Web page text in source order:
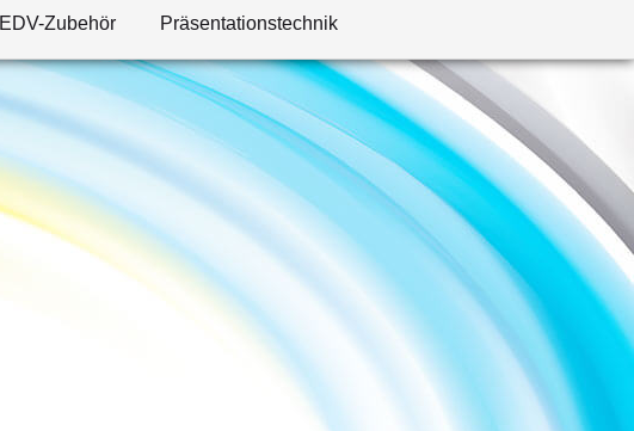
EDV-Zubehör Präsentationstechnik